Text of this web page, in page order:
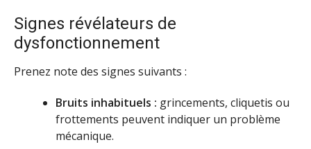
Signes révélateurs de
dysfonctionnement
Prenez note des signes suivants :
Bruits inhabituels : grincements, cliquetis ou
frottements peuvent indiquer un problème
mécanique.